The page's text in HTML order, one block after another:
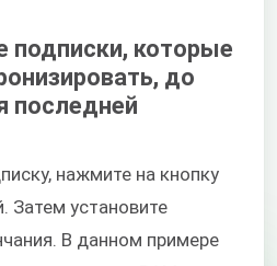
подписки, которые
до
последней
нажмите на кнопку
Затем установите
В данном примере